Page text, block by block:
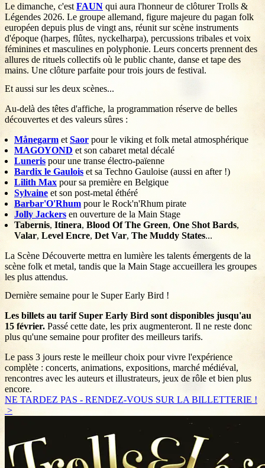
Le dimanche, c'est FAUN qui aura l'honneur de clôturer Trolls &
Légendes 2026. Le groupe allemand, figure majeure du pagan folk
européen depuis plus de vingt ans, réunit sur scène instruments
d'époque (harpes, flûtes, nyckelharpa), percussions tribales et voix
féminines et masculines en polyphonie. Leurs concerts prennent des
allures de rituels collectifs où le public chante, danse et tape des
mains. Une clôture parfaite pour trois jours de festival.
Et aussi sur les deux scènes...
Au-delà des têtes d'affiche, la programmation réserve de belles
découvertes et des valeurs sûres :
Månegarm et Saor pour le viking et folk metal atmosphérique
MAGOYOND et son cabaret metal décalé
Luneris pour une transe électro-païenne
Bardix le Gaulois et sa Techno Gauloise (aussi en after !)
Lilith Max pour sa première en Belgique
Sylvaine et son post-metal éthéré
Barbar'O'Rhum pour le Rock'n'Rhum pirate
Jolly Jackers en ouverture de la Main Stage
Tabernis, Itinera, Blood Of The Green, One Shot Bards,
Valar, Level Encre, Det Var, The Muddy States...
La Scène Découverte mettra en lumière les talents émergents de la
scène folk et metal, tandis que la Main Stage accueillera les groupes
les plus attendus.
Dernière semaine pour le Super Early Bird !
Les billets au tarif Super Early Bird sont disponibles jusqu'au
15 février. Passé cette date, les prix augmenteront. Il ne reste donc
plus qu'une semaine pour profiter des meilleurs tarifs.
Le pass 3 jours reste le meilleur choix pour vivre l'expérience
complète : concerts, animations, expositions, marché médiéval,
rencontres avec les auteurs et illustrateurs, jeux de rôle et bien plus
encore.
NE TARDEZ PAS - RENDEZ-VOUS SUR LA BILLETTERIE !